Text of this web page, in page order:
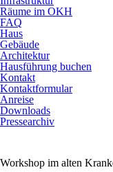
Räume im OKH
FAQ
Haus
Gebäude
Architektur
Hausführung buchen
Kontakt
Kontaktformular
Anreise
Downloads
Pressearchiv
Workshop im alten